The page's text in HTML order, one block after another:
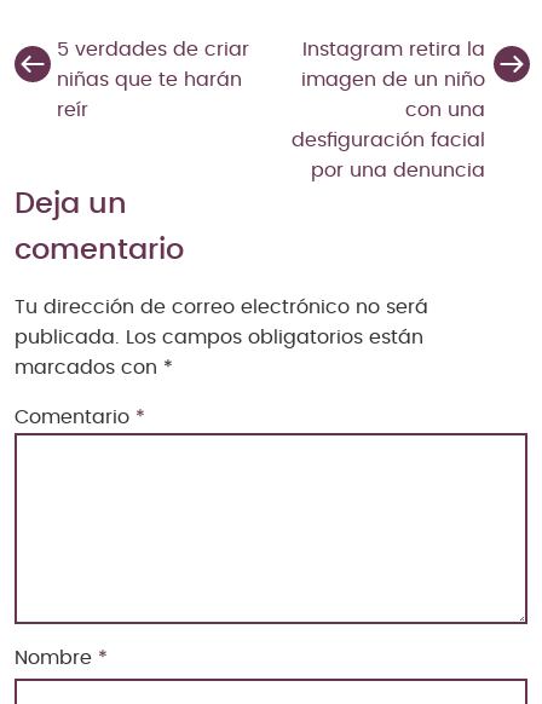
5 verdades de criar
niñas que te harán
reír
Instagram retira la
imagen de un niño
con una
desfiguración facial
por una denuncia
Deja un
comentario
Tu dirección de correo electrónico no será
publicada. Los campos obligatorios están
marcados con *
Comentario *
Nombre *